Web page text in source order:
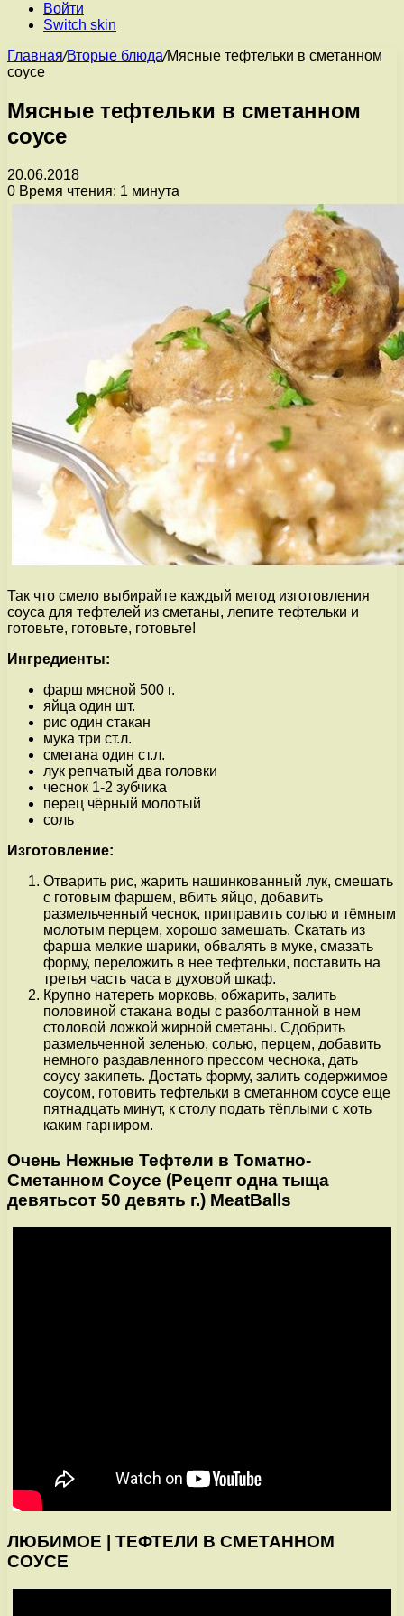
Войти
Switch skin
Главная/Вторые блюда/Мясные тефтельки в сметанном
соусе
Мясные тефтельки в сметанном
соусе
20.06.2018
0 Время чтения: 1 минута
Так что смело выбирайте каждый метод изготовления
соуса для тефтелей из сметаны, лепите тефтельки и
готовьте, готовьте, готовьте!
Ингредиенты:
фарш мясной 500 г.
яйца один шт.
рис один стакан
мука три ст.л.
сметана один ст.л.
лук репчатый два головки
чеснок 1-2 зубчика
перец чёрный молотый
соль
Изготовление:
Отварить рис, жарить нашинкованный лук, смешать
с готовым фаршем, вбить яйцо, добавить
размельченный чеснок, приправить солью и тёмным
молотым перцем, хорошо замешать. Скатать из
фарша мелкие шарики, обвалять в муке, смазать
форму, переложить в нее тефтельки, поставить на
третья часть часа в духовой шкаф.
Крупно натереть морковь, обжарить, залить
половиной стакана воды с разболтанной в нем
столовой ложкой жирной сметаны. Сдобрить
размельченной зеленью, солью, перцем, добавить
немного раздавленного прессом чеснока, дать
соусу закипеть. Достать форму, залить содержимое
соусом, готовить тефтельки в сметанном соусе еще
пятнадцать минут, к столу подать тёплыми с хоть
каким гарниром.
Очень Нежные Тефтели в Томатно-
Сметанном Соусе (Рецепт одна тыща
девятьсот 50 девять г.) MeatBalls
ЛЮБИМОЕ | ТЕФТЕЛИ В СМЕТАННОМ
СОУСЕ